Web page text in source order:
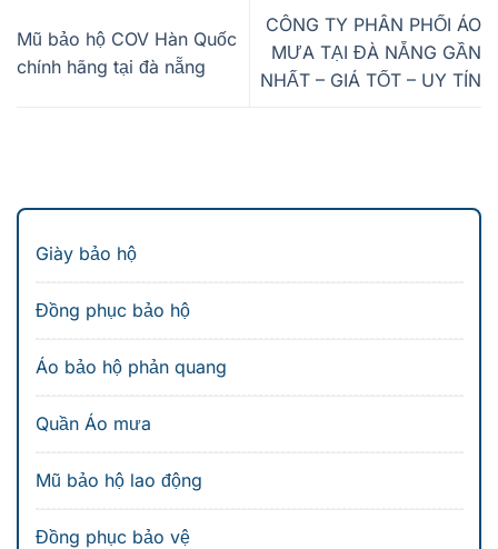
Mũ bảo hộ COV Hàn Quốc
chính hãng tại đà nẵng
CÔNG TY PHÂN PHỐI ÁO
MƯA TẠI ĐÀ NẴNG GẦN
NHẤT – GIÁ TỐT – UY TÍN
Giày bảo hộ
Đồng phục bảo hộ
Áo bảo hộ phản quang
Quần Áo mưa
Mũ bảo hộ lao động
Đồng phục bảo vệ